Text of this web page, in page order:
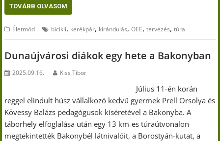
TOVÁBB OLVASOM
Életmód bicikli, kerékpár, kirándulás,OEE,tervezés,túra
Dunaújvárosi diákok egy hete a Bakonyban
2025.09.16. Kiss Tibor
Július 11-én korán
reggel elindult húsz vállalkozó kedvű gyermek Prell Orsolya és
Kövessy Balázs pedagógusok kíséretével a Bakonyba. A
táborhely elfoglalása után egy 13 km-es túraútvonalon
megtekintették Bakonybél látnivalóit, a Borostyán-kutat, a